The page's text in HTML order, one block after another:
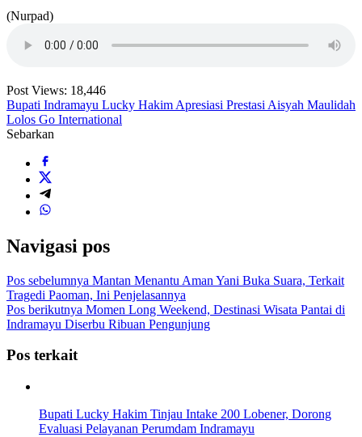
(Nurpad)
Post Views: 18,446
Bupati Indramayu Lucky Hakim Apresiasi Prestasi Aisyah Maulidah
Lolos Go International
Sebarkan
Navigasi pos
Pos sebelumnya Mantan Menantu Aman Yani Buka Suara, Terkait
Tragedi Paoman, Ini Penjelasannya
Pos berikutnya Momen Long Weekend, Destinasi Wisata Pantai di
Indramayu Diserbu Ribuan Pengunjung
Pos terkait
Bupati Lucky Hakim Tinjau Intake 200 Lobener, Dorong
Evaluasi Pelayanan Perumdam Indramayu